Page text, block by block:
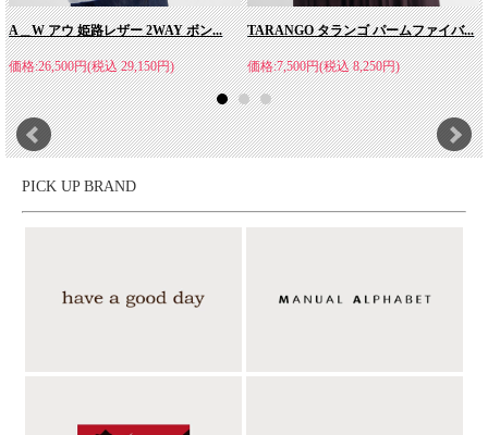
績工場を創業し、ネイティブアメリカン向けのトレーディングブ
ランケットの生産を開始しました。ウールブランケットやシャツ
に代表されるネイティブアメリカン伝統のデザインで大人気のブ
ランドです。紡績から製品造りまで一貫して伝統的な行程で製造
されるPENDLETONはアメリカの歴史・文化と共に歩み数々の名
品を生んできました。 PENDLETONの歴史は、アメリカ人の持
つ最高の想像力と熱意を証明しています。
プ「OVERLAP CLOTHING」を立ち上げる。オリジナルブランド
A＿W アウ 姫路レザー 2WAY ボン...
価格:26,500円(税込 29,150円)
TARANGO タランゴ パームファイバ...
価格:7,500円(税込 8,250円)
PICK UP BRAND